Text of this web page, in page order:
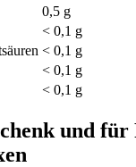
0,5 g
< 0,1 g
< 0,1 g
< 0,1 g
< 0,1 g
und für